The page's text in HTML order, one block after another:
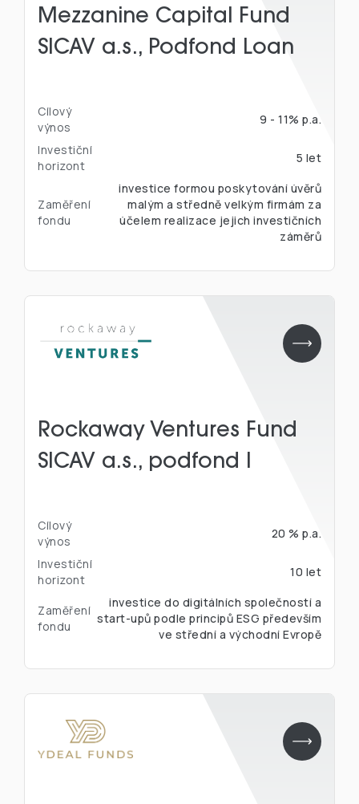
Mezzanine Capital Fund
SICAV a.s., Podfond Loan
Cílový
výnos
9 - 11% p.a.
Investiční
horizont
5 let
Zaměření
fondu
investice formou poskytování úvěrů
malým a středně velkým firmám za
účelem realizace jejich investičních
záměrů
Rockaway Ventures Fund
SICAV a.s., podfond I
Cílový
výnos
20 % p.a.
Investiční
horizont
10 let
Zaměření
fondu
investice do digitálních společností a
start-upů podle principů ESG především
ve střední a východní Evropě